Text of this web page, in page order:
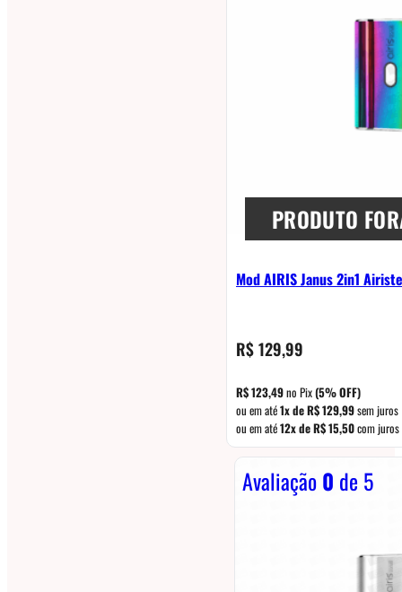
PRODUTO
Mod AIRIS Janus 2in1
R$129,99
R$123,49no Pix(5% OFF)
ou em até1x deR$129,99sem juros
ou em até12x deR$15,50com juros
Avaliação0 de 5